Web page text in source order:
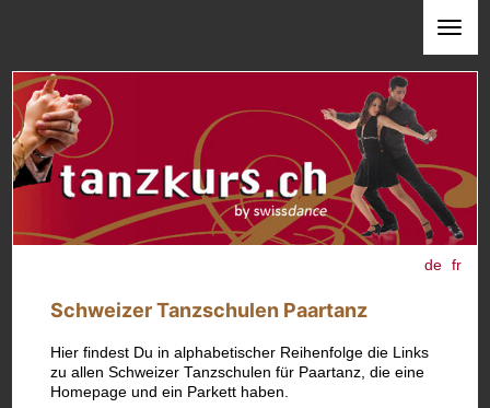
de fr
Schweizer Tanzschulen Paartanz
Hier findest Du in alphabetischer Reihenfolge die Links
zu allen Schweizer Tanzschulen für Paartanz, die eine
Homepage und ein Parkett haben.